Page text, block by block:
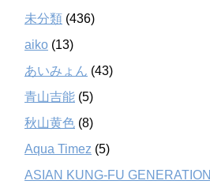
未分類 (436)
aiko (13)
あいみょん (43)
青山吉能 (5)
秋山黄色 (8)
Aqua Timez (5)
ASIAN KUNG-FU GENERATION